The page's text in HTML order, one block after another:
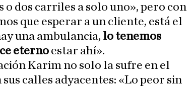
o dos carriles a solo uno», pero con
que esperar a un cliente, está el
una ambulancia, lo tenemos
eterno estar ahí».
Karim no solo la sufre en el
calles adyacentes: «Lo peor sin